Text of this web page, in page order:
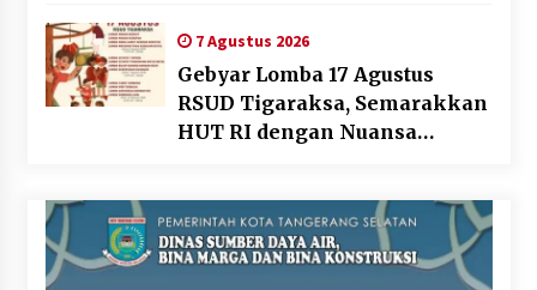
7 Agustus 2026
Gebyar Lomba 17 Agustus
RSUD Tigaraksa, Semarakkan
HUT RI dengan Nuansa